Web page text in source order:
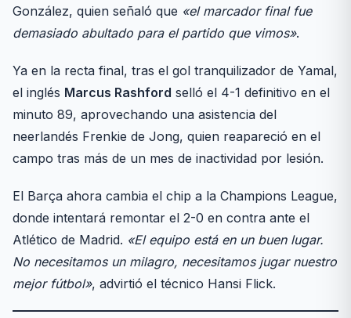
González, quien señaló que «el marcador final fue
demasiado abultado para el partido que vimos».
Ya en la recta final, tras el gol tranquilizador de Yamal,
el inglés Marcus Rashford selló el 4-1 definitivo en el
minuto 89, aprovechando una asistencia del
neerlandés Frenkie de Jong, quien reapareció en el
campo tras más de un mes de inactividad por lesión.
El Barça ahora cambia el chip a la Champions League,
donde intentará remontar el 2-0 en contra ante el
Atlético de Madrid. «El equipo está en un buen lugar.
No necesitamos un milagro, necesitamos jugar nuestro
mejor fútbol», advirtió el técnico Hansi Flick.